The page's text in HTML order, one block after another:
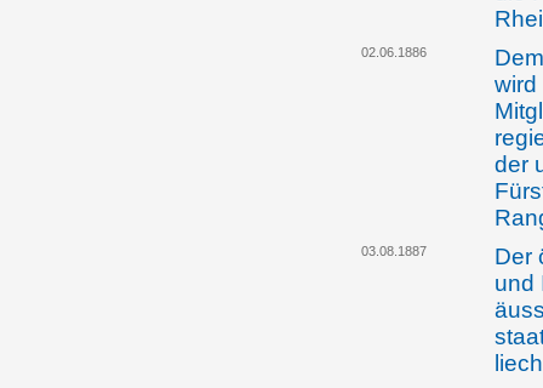
02.06.1886
wird
der
03.08.1887
Der
und